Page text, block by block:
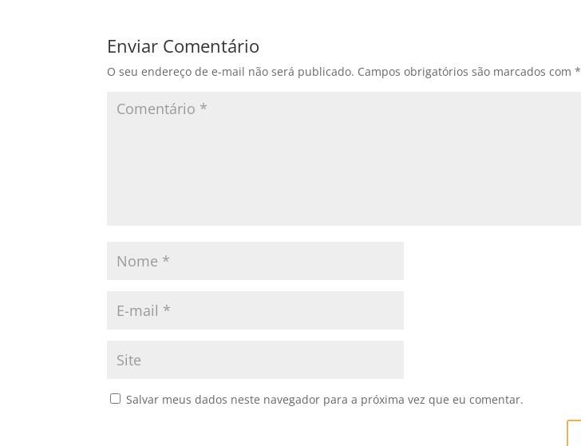
Enviar Comentário
O seu endereço de e-mail não será publicado. Campos obrigatórios são marcados com*
Salvar meus dados neste navegador para a próxima vez que eu comentar.